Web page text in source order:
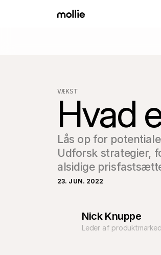
VÆKST
Hvad
Lås op for
Udforsk strategier,
alsidige
23. JUN. 2022
Nick Knuppe
Leder af